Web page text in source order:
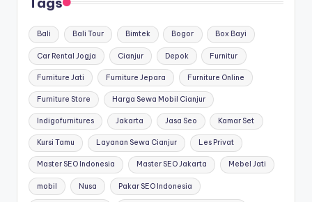
Bali Bali Tour Bimtek Bogor Box Bayi
Car Rental Jogja Cianjur Depok Furnitur
Furniture Jati Furniture Jepara Furniture Online
Furniture Store Harga Sewa Mobil Cianjur
Indigofurnitures Jakarta Jasa Seo Kamar Set
Kursi Tamu Layanan Sewa Cianjur Les Privat
Master SEO Indonesia Master SEO Jakarta Mebel Jati
mobil Nusa Pakar SEO Indonesia